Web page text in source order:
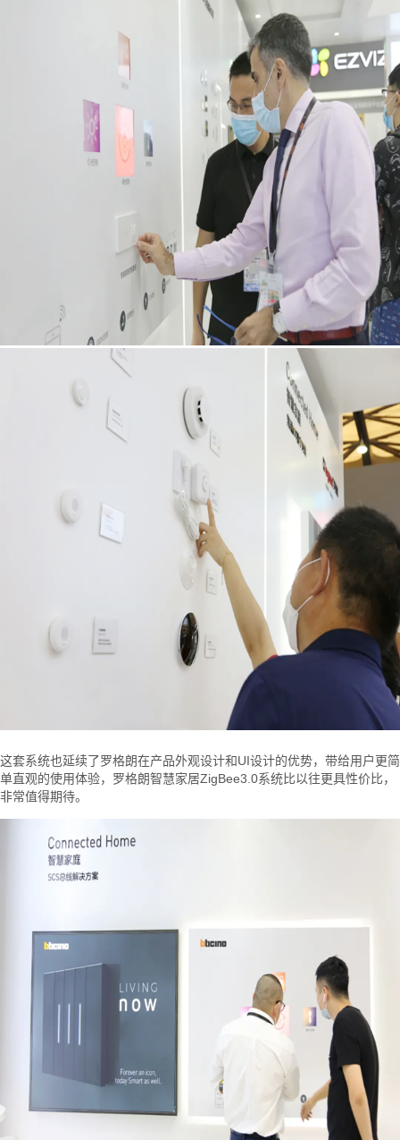
这套系统也延续了罗格朗在产品外观设计和UI设计的优势，带给用户更简
单直观的使用体验，罗格朗智慧家居ZigBee3.0系统比以往更具性价比，
非常值得期待。